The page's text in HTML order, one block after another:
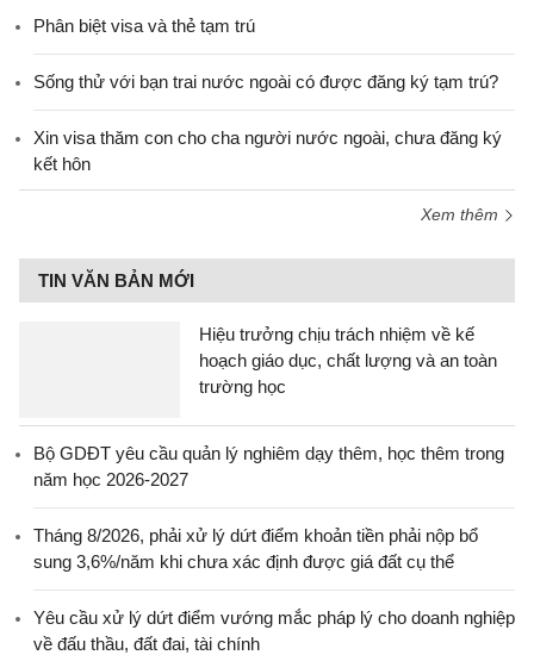
Phân biệt visa và thẻ tạm trú
Sống thử với bạn trai nước ngoài có được đăng ký tạm trú?
Xin visa thăm con cho cha người nước ngoài, chưa đăng ký
kết hôn
Xem thêm
TIN VĂN BẢN MỚI
Hiệu trưởng chịu trách nhiệm về kế
hoạch giáo dục, chất lượng và an toàn
trường học
Bộ GDĐT yêu cầu quản lý nghiêm dạy thêm, học thêm trong
năm học 2026-2027
Tháng 8/2026, phải xử lý dứt điểm khoản tiền phải nộp bổ
sung 3,6%/năm khi chưa xác định được giá đất cụ thể
Yêu cầu xử lý dứt điểm vướng mắc pháp lý cho doanh nghiệp
về đấu thầu, đất đai, tài chính